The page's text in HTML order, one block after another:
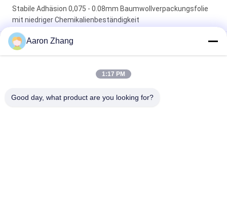
Stabile Adhäsion 0,075 - 0.08mm Baumwollverpackungsfolie
mit niedriger Chemikalienbeständigkeit
PET Baumwollverpackungsfolie mit stabiler Widerstand-
kundengerechtem Drucken der Adhäsions-hohen Temperatur
PET Baumwollverpackungs-Film 0,075 - 0.08mm Stärke-
besonders an
Aaron Zhang
1:17 PM
Good day, what product are you looking for?